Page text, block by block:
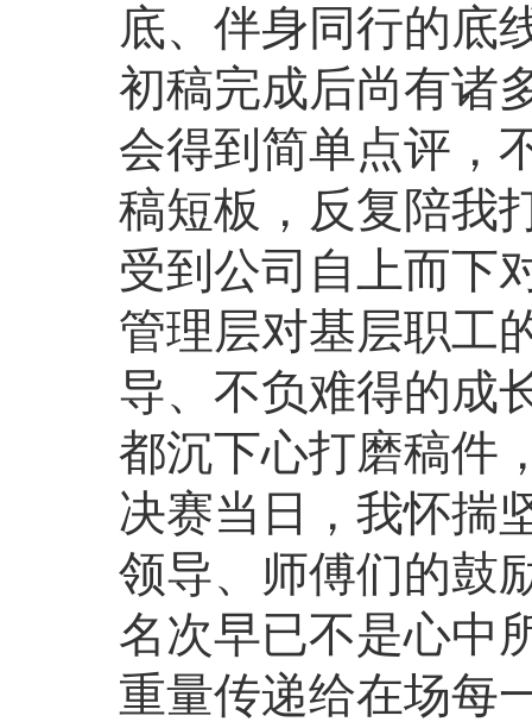
底、伴身同行的底
初稿完成后尚有诸
会得到简单点评，
稿短板，反复陪我
受到公司自上而下
管理层对基层职工
导、不负难得的成
都沉下心打磨稿件
决赛当日，我怀揣
领导、师傅们的鼓
名次早已不是心中
重量传递给在场每